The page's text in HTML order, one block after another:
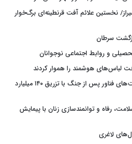
نخستین علائم آفت قرنطینه‌ای برگ‌خوار
سرطان
و روابط اجتماعی نوجوانان
لباس‌های هوشمند را هموار کردند
مهار موج تعدیل نیروی شرکت‌های فناور پس از جنگ با تزریق ۱۴۰ میلیارد
رفاه و توانمندسازی زنان با پیمایش
لاغری